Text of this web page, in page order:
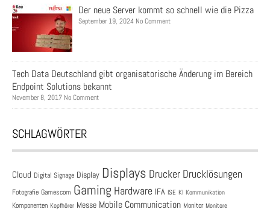
Der neue Server kommt so schnell wie die Pizza
September 19, 2024 No Comment
Tech Data Deutschland gibt organisatorische Änderung im Bereich
Endpoint Solutions bekannt
November 8, 2017 No Comment
SCHLAGWÖRTER
Cloud Digital Signage Display Displays Drucker Drucklösungen
Fotografie Gamescom Gaming Hardware IFA ISE KI Kommunikation
Komponenten Kopfhörer Messe Mobile Communication Monitor Monitore